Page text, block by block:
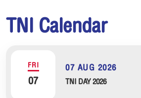
TNI Calendar
FRI
07
07 AUG 2026
TNI DAY 2026